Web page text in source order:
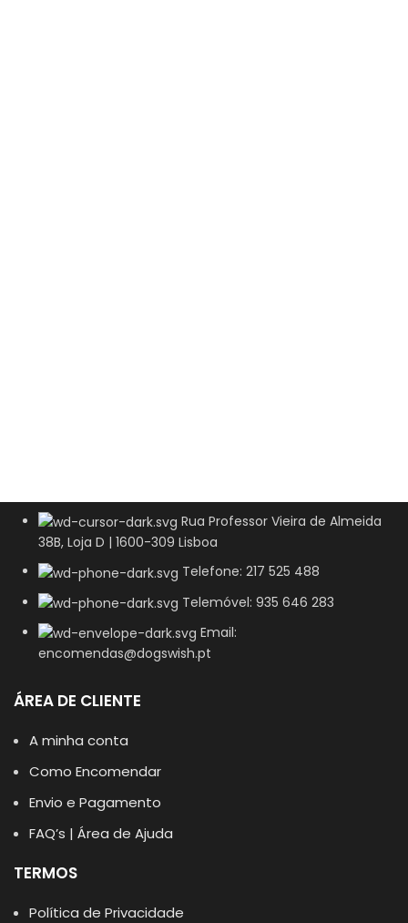
Rua Professor Vieira de Almeida
38B, Loja D | 1600-309 Lisboa
Telefone: 217 525 488
Telemóvel: 935 646 283
Email:
encomendas@dogswish.pt
ÁREA DE CLIENTE
A minha conta
Como Encomendar
Envio e Pagamento
FAQ’s | Área de Ajuda
TERMOS
Política de Privacidade